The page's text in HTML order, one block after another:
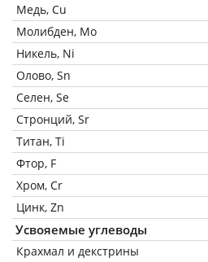
Медь, Cu
Молибден, Mo
Никель, Ni
Олово, Sn
Селен, Se
Стронций, Sr
Титан, Ti
Фтор, F
Хром, Cr
Цинк, Zn
Усвояемые углеводы
Крахмал и декстрины